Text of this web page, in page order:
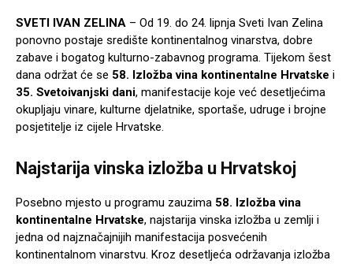
SVETI IVAN ZELINA – Od 19. do 24. lipnja Sveti Ivan Zelina
ponovno postaje središte kontinentalnog vinarstva, dobre
zabave i bogatog kulturno-zabavnog programa. Tijekom šest
dana održat će se 58. Izložba vina kontinentalne Hrvatske i
35. Svetoivanjski dani, manifestacije koje već desetljećima
okupljaju vinare, kulturne djelatnike, sportaše, udruge i brojne
posjetitelje iz cijele Hrvatske.
Najstarija vinska izložba u Hrvatskoj
Posebno mjesto u programu zauzima 58. Izložba vina
kontinentalne Hrvatske, najstarija vinska izložba u zemlji i
jedna od najznačajnijih manifestacija posvećenih
kontinentalnom vinarstvu. Kroz desetljeća održavanja izložba